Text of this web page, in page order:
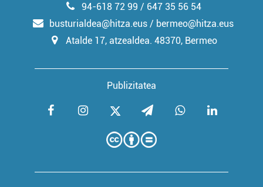
Publizitatea
94-618 72 99 / 647 35 56 54
busturialdea@hitza.eus / bermeo@hitza.eus
Atalde 17, atzealdea. 48370, Bermeo